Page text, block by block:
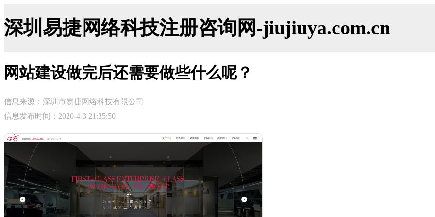
深圳易捷网络科技注册咨询网-jiujiuya.com.cn
网站建设做完后还需要做些什么呢？
信息来源：深圳市易捷网络科技有限公司
信息发布时间：2020-4-3 21:35:50